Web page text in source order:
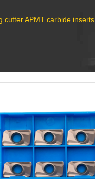
cutter APMT carbide inserts